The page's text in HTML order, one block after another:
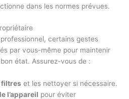
dans les normes prévues.
certains gestes
par vous-même pour maintenir
état. Assurez-vous de :
filtres et les nettoyer si nécessaire.
l’appareil pour éviter